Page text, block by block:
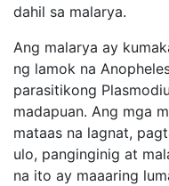
dahil sa malarya.
Ang malarya ay
ng lamok na
parasitikong
madapuan. Ang mga
mataas na lagnat,
ulo, panginginig at
na ito ay maaaring